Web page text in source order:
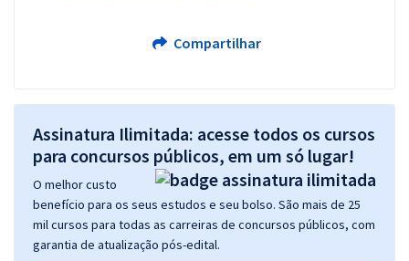
Compartilhar
Assinatura Ilimitada: acesse todos os cursos
para concursos públicos, em um só lugar!
O melhor custo
benefício para os seus estudos e seu bolso. São mais de 25
mil cursos para todas as carreiras de concursos públicos, com
garantia de atualização pós-edital.